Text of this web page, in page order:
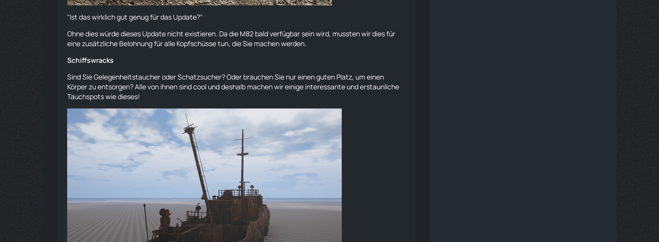
"Ist das wirklich gut genug für das Update?"
Ohne dies würde dieses Update nicht existieren. Da die M82 bald verfügbar sein wird, mussten wir dies für
eine zusätzliche Belohnung für alle Kopfschüsse tun, die Sie machen werden.
Schiffswracks
Sind Sie Gelegenheitstaucher oder Schatzsucher? Oder brauchen Sie nur einen guten Platz, um einen
Körper zu entsorgen? Alle von ihnen sind cool und deshalb machen wir einige interessante und erstaunliche
Tauchspots wie dieses!